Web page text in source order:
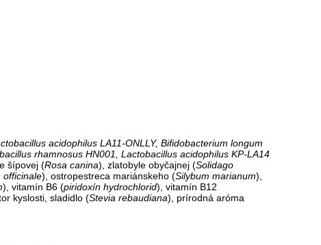
acidophilus LA11-ONLLY, Bifidobacterium longum
rhamnosus HN001, Lactobacillus acidophilus KP-LA14
šípovej (Rosa canina), zlatobyle obyčajnej (Solidago
officinale), ostropestreca mariánskeho (Silybum marianum),
), vitamín B6 (piridoxín hydrochlorid), vitamín B12
kyslosti, sladidlo (Stevia rebaudiana), prírodná aróma